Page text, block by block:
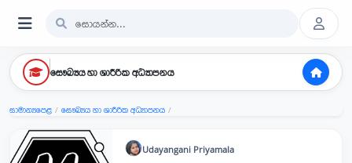
සෞඛ්‍යය හා ශාරීරික අධ්‍යාපනය
සාමාන්‍යපෙළ / සෞඛ්‍යය හා ශාරීරික අධ්‍යාපනය /
Udayangani Priyamala